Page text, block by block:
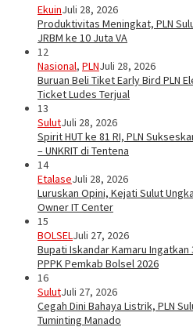
EkuinJuli 28, 2026
Produktivitas Meningkat, PLN
JRBM ke 10 Juta VA
12
Nasional, PLNJuli 28, 2026
Buruan Beli Tiket Early Bird PLN
Ticket Ludes Terjual
13
SulutJuli 28, 2026
Spirit HUT ke 81 RI, PLN
– UNKRIT di Tentena
14
EtalaseJuli 28, 2026
Luruskan Opini, Kejati Sulut
Owner IT Center
15
BOLSELJuli 27, 2026
Bupati Iskandar Kamaru
PPPK Pemkab Bolsel 2026
16
SulutJuli 27, 2026
Cegah Dini Bahaya Listrik, PLN
Tuminting Manado